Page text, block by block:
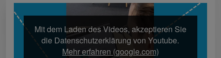
Mit dem Laden des Videos, akzeptieren Sie
die Datenschutzerklärung von Youtube.
Mehr erfahren (google.com)